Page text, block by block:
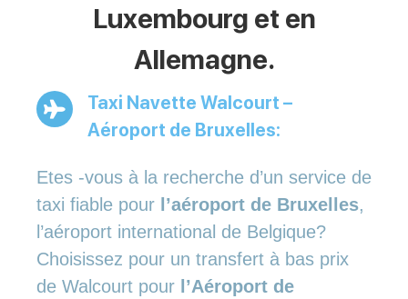
Luxembourg et en
Allemagne.
Taxi Navette Walcourt –
Aéroport de Bruxelles:
Etes -vous à la recherche d’un service de
taxi fiable pour l’aéroport de Bruxelles,
l’aéroport international de Belgique?
Choisissez pour un transfert à bas prix
de Walcourt pour l’Aéroport de